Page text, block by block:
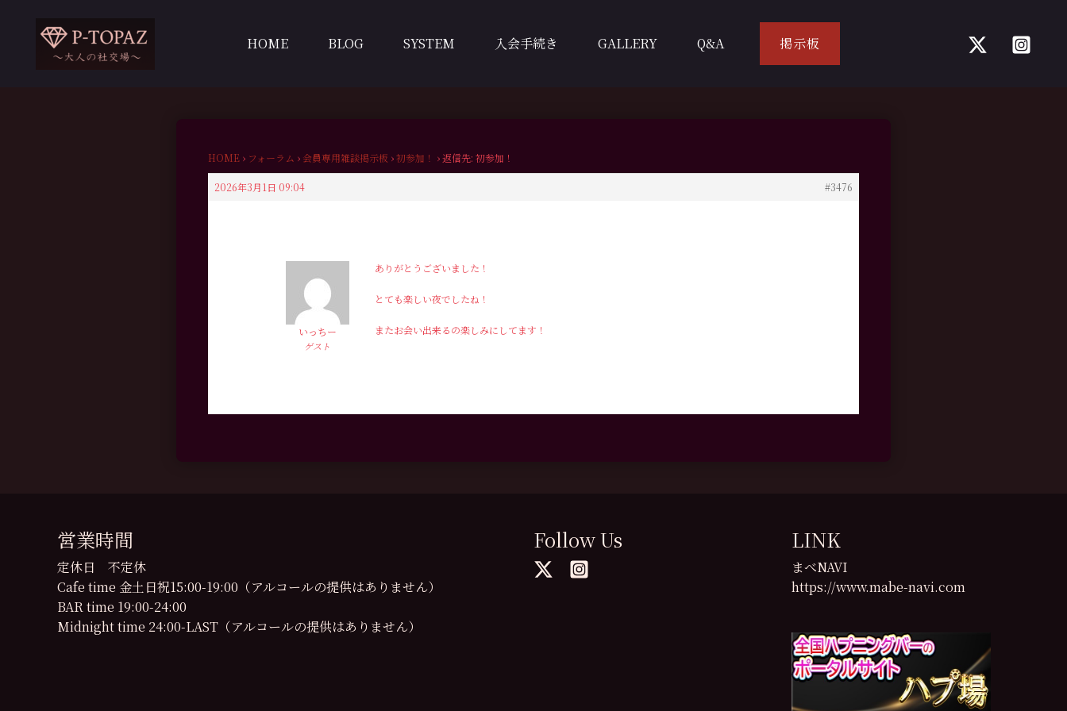
HOME BLOG SYSTEM 入会手続き GALLERY Q&A 掲示板
HOME › フォーラム › 会員専用雑談掲示板 ›初参加！ ›返信先: 初参加！
2026年3月1日 09:04 #3476
いっちー
ゲスト
ありがとうございました！
とても楽しい夜でしたね！
またお会い出来るの楽しみにしてます！
営業時間
定休日 不定休
Cafe time 金土日祝15:00-19:00（アルコールの提供はありません）
BAR time 19:00-24:00
Midnight time 24:00-LAST（アルコールの提供はありません）
Follow Us LINK
まべNAVI
https://www.mabe-navi.com